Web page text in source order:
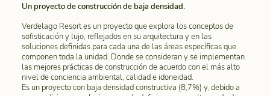
Un proyecto de construcción de baja densidad.
Verdelago Resort es un proyecto que explora los conceptos de
sofisticación y lujo, reflejados en su arquitectura y en las
soluciones definidas para cada una de las áreas específicas que
componen toda la unidad. Donde se consideran y se implementan
las mejores prácticas de construcción de acuerdo con el más alto
nivel de conciencia ambiental, calidad e idoneidad.
Es un proyecto con baja densidad constructiva (8,7%) y, debido a